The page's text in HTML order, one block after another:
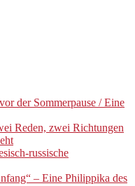
der Sommerpause / Eine
Reden, zwei Richtungen
russische
– Eine Philippika des